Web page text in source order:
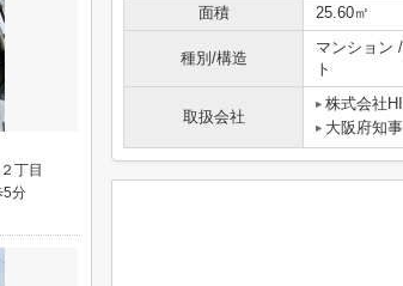
面積
25.60㎡
種別/構造
マンション
ト
取扱会社
株式会社
大阪府知
丁目
5分